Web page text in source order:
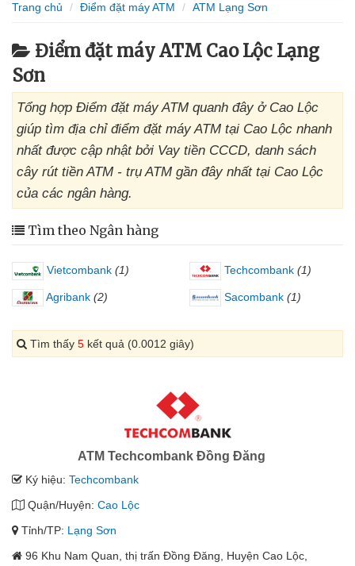
Trang chủ Điểm đặt máy ATM ATM Lạng Sơn
Điểm đặt máy ATM Cao Lộc Lạng
Sơn
Tổng hợp Điểm đặt máy ATM quanh đây ở Cao Lộc
giúp tìm địa chỉ điểm đặt máy ATM tại Cao Lộc nhanh
nhất được cập nhật bởi Vay tiền CCCD, danh sách
cây rút tiền ATM - trụ ATM gần đây nhất tại Cao Lộc
của các ngân hàng.
Tìm theo Ngân hàng
Vietcombank (1) Techcombank (1)
Agribank (2) Sacombank (1)
Tìm thấy 5 kết quả (0.0012 giây)
ATM Techcombank Đồng Đăng
Ký hiệu: Techcombank
Quận/Huyện: Cao Lộc
Tỉnh/TP: Lạng Sơn
96 Khu Nam Quan, thị trấn Đồng Đăng, Huyện Cao Lộc,